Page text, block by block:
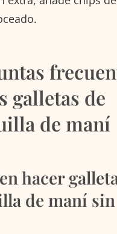
galletas de
de maní
hacer
de maní sin